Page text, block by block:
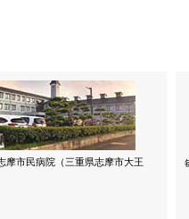
摩市民病院（三重県志摩市大王